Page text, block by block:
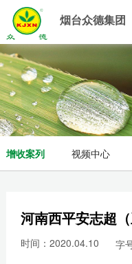
烟台众德集团
首页
众德集团
集团简介
麾下子公司
发展历程
企业文化
作物中心
果树管理方案
蔬菜管理方案
大田作物管理方案
农业服务
增收案列
视频中心
种植技术
产品中心
众德肥料
农业设备
众德庄园
贸易产品
登记证查询
新闻资讯
公司新闻
合作研发
国际合作
产品研发
生产技术
人力资源
人力政策
职位招聘
简历投递
增收案列
视频中心
河南西平安志超（
时间：2020.04.10 字